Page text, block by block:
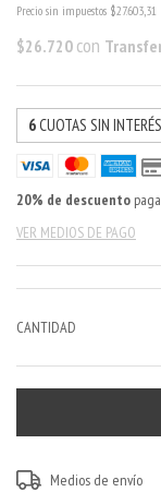
Precio sin impuestos $27.603,31
$26.720 con
6CUOTAS SIN
20% de descuento
VER MEDIOS DE PAGO
CANTIDAD
Entregas para el CP:
Medios de envío